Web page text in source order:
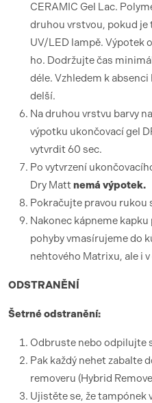
CERAMIC Gel Lac.
druhou vrstvou, pokud je
UV/LED lampě. Výpotek
ho. Dodržujte čas
déle. Vzhledem k
delší.
Na druhou vrstvu barvy
výpotku ukončovací gel
vytvrdit 60 sec.
Po vytvrzení
Dry Mattnemá výpotek.
Pokračujte pravou rukou
Nakonec kápneme
pohyby vmasírujeme do
nehtového Matrixu, ale i
ODSTRANĚNÍ
Šetrné odstranění:
Odbruste nebo odpilujte
Pak každý nehet zabalte
removeru (Hybrid
Ujistěte se, že tampónek